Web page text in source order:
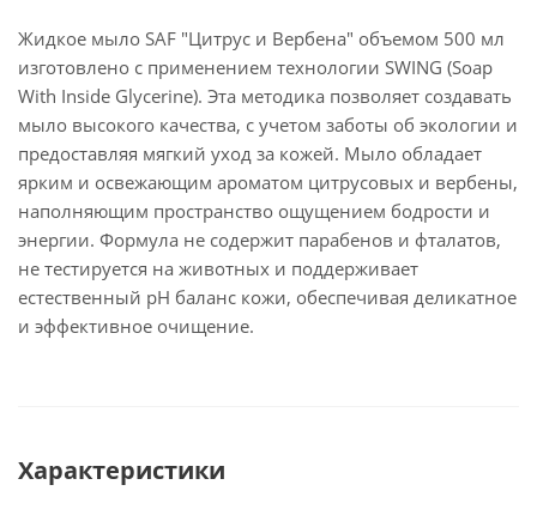
Жидкое мыло SAF "Цитрус и Вербена" объемом 500 мл
изготовлено с применением технологии SWING (Soap
With Inside Glycerine). Эта методика позволяет создавать
мыло высокого качества, с учетом заботы об экологии и
предоставляя мягкий уход за кожей. Мыло обладает
ярким и освежающим ароматом цитрусовых и вербены,
наполняющим пространство ощущением бодрости и
энергии. Формула не содержит парабенов и фталатов,
не тестируется на животных и поддерживает
естественный pH баланс кожи, обеспечивая деликатное
и эффективное очищение.
Характеристики